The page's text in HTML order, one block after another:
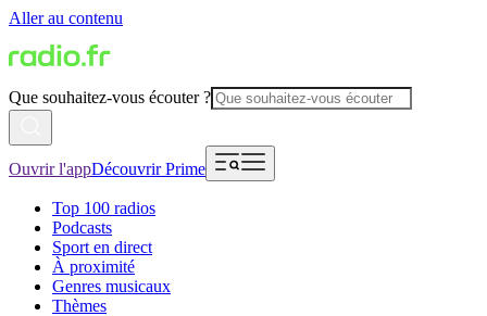
Aller au contenu
Que souhaitez-vous écouter ?
Ouvrir l'appDécouvrir Prime
Top 100 radios
Podcasts
Sport en direct
À proximité
Genres musicaux
Thèmes